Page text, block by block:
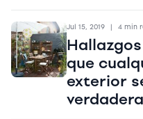
Jul 15, 2019 | 4 min
que
exterior